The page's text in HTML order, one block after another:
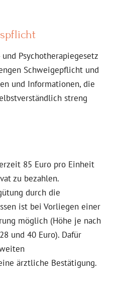
Psychotherapiegesetz
Schweigepflicht und
und Informationen, die
streng
85 Euro pro Einheit
zu bezahlen.
durch die
ist bei Vorliegen einer
möglich (Höhe je nach
und 40 Euro). Dafür
ärztliche Bestätigung.